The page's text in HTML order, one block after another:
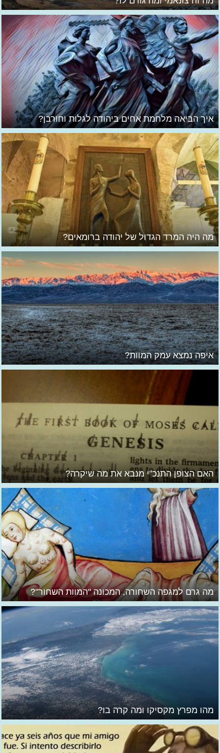
איך הביאה מלחמת אחים ביהודה לגלות וחורבן?
מה היה המרד הגדול של יהודה ברומאים?
איפה נמצא עמק המוות?
האם הצופן התנכ"י מנבא את מה שיקרה?
מה גרם למגפה השחורה, המכונה "המוות השחור"?
מהו מפרץ מקסיקו ומה קרה בו?